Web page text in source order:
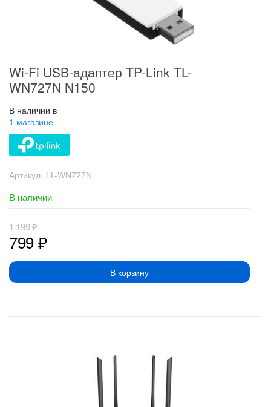
Wi-Fi USB-адаптер TP-Link TL-
WN727N N150
В наличии в
1 магазине
Артикул: TL-WN727N
В наличии
799₽
1 199₽
В корзину